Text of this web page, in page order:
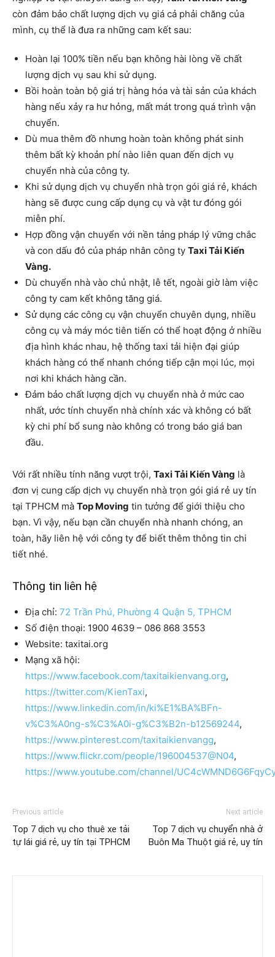
còn đảm bảo chất lượng dịch vụ giá cả phải chăng của
mình, cụ thể là đưa ra những cam kết sau:
Hoàn lại 100% tiền nếu bạn không hài lòng về chất
lượng dịch vụ sau khi sử dụng.
Bồi hoàn toàn bộ giá trị hàng hóa và tài sản của khách
hàng nếu xảy ra hư hỏng, mất mát trong quá trình vận
chuyển.
Dù mua thêm đồ nhưng hoàn toàn không phát sinh
thêm bất kỳ khoản phí nào liên quan đến dịch vụ
chuyển nhà của công ty.
Khi sử dụng dịch vụ chuyển nhà trọn gói giá rẻ, khách
hàng sẽ được cung cấp dụng cụ và vật tư đóng gói
miễn phí.
Hợp đồng vận chuyển với nền tảng pháp lý vững chắc
và con dấu đỏ của pháp nhân công ty Taxi Tải Kiến
Vàng.
Dù chuyển nhà vào chủ nhật, lễ tết, ngoài giờ làm việc
công ty cam kết không tăng giá.
Sử dụng các công cụ vận chuyển chuyên dụng, nhiều
công cụ và máy móc tiên tiến có thể hoạt động ở nhiều
địa hình khác nhau, hệ thống taxi tải hiện đại giúp
khách hàng có thể nhanh chóng tiếp cận mọi lúc, mọi
nơi khi khách hàng cần.
Đảm bảo chất lượng dịch vụ chuyển nhà ở mức cao
nhất, ước tính chuyển nhà chính xác và không có bất
kỳ chi phí bổ sung nào không có trong báo giá ban
đầu.
Với rất nhiều tính năng vượt trội, Taxi Tải Kiến Vàng là
đơn vị cung cấp dịch vụ chuyển nhà trọn gói giá rẻ uy tín
tại TPHCM mà Top Moving tin tưởng để giới thiệu cho
bạn. Vì vậy, nếu bạn cần chuyển nhà nhanh chóng, an
toàn, hãy liên hệ với công ty để biết thêm thông tin chi
tiết nhé.
Thông tin liên hệ
Địa chỉ: 72 Trần Phú, Phường 4 Quận 5, TPHCM
Số điện thoại: 1900 4639 – 086 868 3553
Website: taxitai.org
Mạng xã hội:
https://www.facebook.com/taxitaikienvang.org,
https://twitter.com/KienTaxi,
https://www.linkedin.com/in/ki%E1%BA%BFn-
v%C3%A0ng-s%C3%A0i-g%C3%B2n-b12569244,
https://www.pinterest.com/taxitaikienvangg,
https://www.flickr.com/people/196004537@N04,
https://www.youtube.com/channel/
Previous article
Top 7 dịch vụ cho thuê xe tải
tự lái giá rẻ, uy tín tại TPHCM
Next article
Top 7 dịch vụ chuyển nhà ở
Buôn Ma Thuột giá rẻ, uy tín